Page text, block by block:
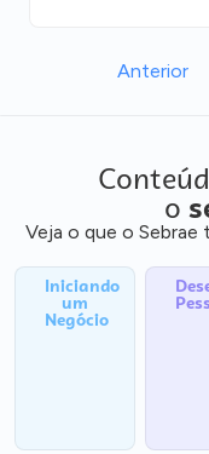
Anterior
o
Veja o que o
Iniciando
um
Negócio